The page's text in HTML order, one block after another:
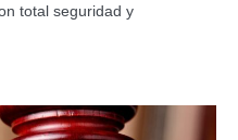
total seguridad y